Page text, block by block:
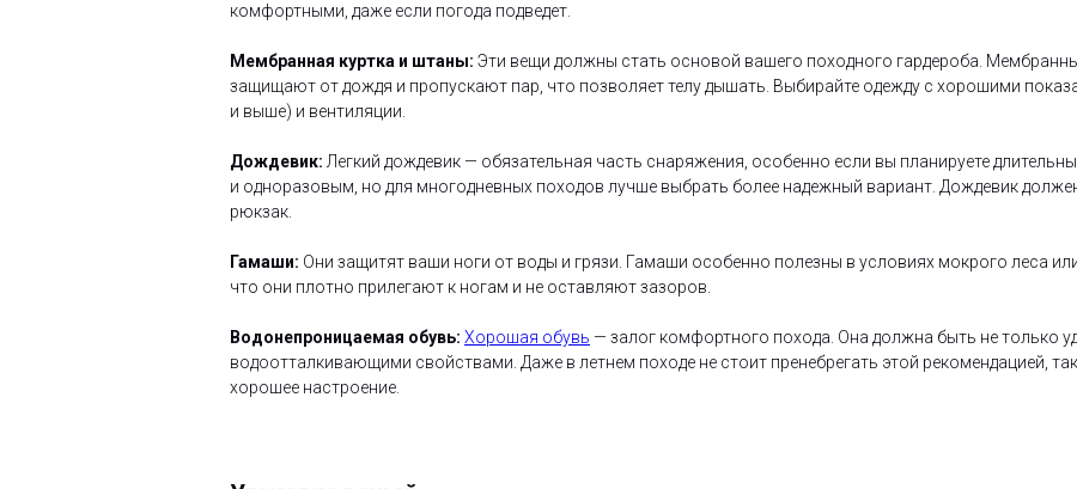
комфортными, даже если погода подведет.
Мембранная куртка и штаны: Эти вещи должны стать основой вашего походного гардероба.
защищают от дождя и пропускают пар, что позволяет телу дышать. Выбирайте одежду с хорошими
и выше) и вентиляции.
Дождевик: Легкий дождевик — обязательная часть снаряжения, особенно если вы планируете
и одноразовым, но для многодневных походов лучше выбрать более надежный вариант. Дождевик
рюкзак.
Гамаши: Они защитят ваши ноги от воды и грязи. Гамаши особенно полезны в условиях мокрого леса или
что они плотно прилегают к ногам и не оставляют зазоров.
Водонепроницаемая обувь: Хорошая обувь — залог комфортного похода. Она должна быть не только
водоотталкивающими свойствами. Даже в летнем походе не стоит пренебрегать этой рекомендацией,
хорошее настроение.